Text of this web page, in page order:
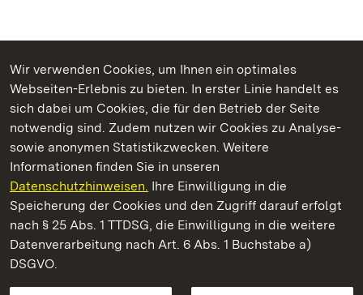
Wir verwenden Cookies, um Ihnen ein optimales
Webseiten-Erlebnis zu bieten. In erster Linie handelt es
sich dabei um Cookies, die für den Betrieb der Seite
notwendig sind. Zudem nutzen wir Cookies zu Analyse-
sowie anonymen Statistikzwecken. Weitere
Informationen finden Sie in unseren
Datenschutzhinweisen. Ihre Einwilligung in die
Speicherung der Cookies und den Zugriff darauf erfolgt
nach § 25 Abs. 1 TTDSG, die Einwilligung in die weitere
Datenverarbeitung nach Art. 6 Abs. 1 Buchstabe a)
DSGVO.
Kommen. Staunen. Genießen.
Staatliche Schlösser und Gärten Baden‑Württemberg
Staatliche Schlösser und Gärten Baden-Württemberg
Kontakt
GebärdenspracheLeichte Sprache